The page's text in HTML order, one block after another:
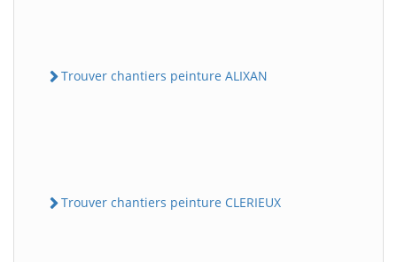
Trouver chantiers peinture ALIXAN
Trouver chantiers peinture CLERIEUX